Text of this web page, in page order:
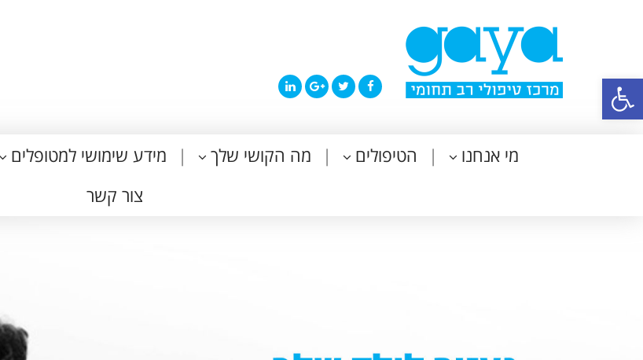
פתח סרגל נגישות
מי אנחנו הטיפולים מה הקושי שלך מידע שימושי למטופלים
צור קשר